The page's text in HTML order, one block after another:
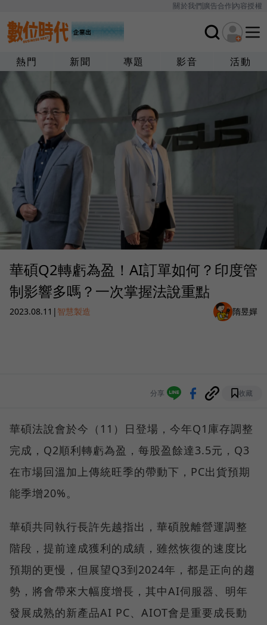
關於我們廣告合作內容授權
熱門 新聞 專題 影音 活動
華碩Q2轉虧為盈！AI訂單如何？印度管
制影響多嗎？一次掌握法說重點
2023.08.11 | 智慧製造 隋昱嬋
分享 收藏
華碩法說會於今（11）日登場，今年Q1庫存調整
完成，Q2順利轉虧為盈，每股盈餘達3.5元，Q3
在市場回溫加上傳統旺季的帶動下，PC出貨預期
能季增20%。
華碩共同執行長許先越指出，華碩脫離營運調整
階段，提前達成獲利的成績，雖然恢復的速度比
預期的更慢，但展望Q3到2024年，都是正向的趨
勢，將會帶來大幅度增長，其中AI伺服器、明年
發展成熟的新產品AI PC、AIOT會是重要成長動